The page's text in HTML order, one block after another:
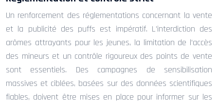
Un renforcement des réglementations concernant la vente
et la publicité des puffs est impératif. L’interdiction des
arômes attrayants pour les jeunes, la limitation de l’accès
des mineurs et un contrôle rigoureux des points de vente
sont essentiels. Des campagnes de sensibilisation
massives et ciblées, basées sur des données scientifiques
fiables, doivent être mises en place pour informer sur les